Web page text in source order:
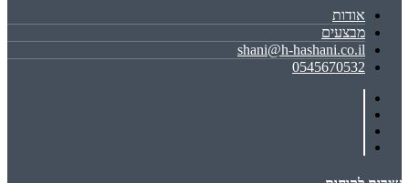
אודות
מבצעים
shani@h-hashani.co.il
0545670532